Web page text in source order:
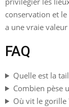
conservation et le
a une vraie
FAQ
Quelle est la
Combien pèse
Où vit le gorille